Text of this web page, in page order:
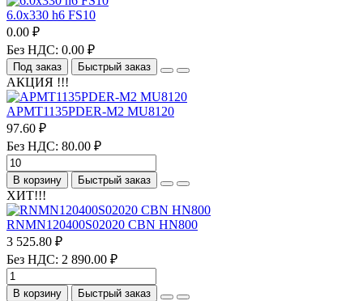
6.0х330 h6 FS10
0.00 ₽
Без НДС: 0.00 ₽
Под заказ Быстрый заказ
АКЦИЯ !!!
APMT1135PDER-M2 MU8120
97.60 ₽
Без НДС: 80.00 ₽
В корзину Быстрый заказ
ХИТ!!!
RNMN120400S02020 CBN HN800
3 525.80 ₽
Без НДС: 2 890.00 ₽
В корзину Быстрый заказ